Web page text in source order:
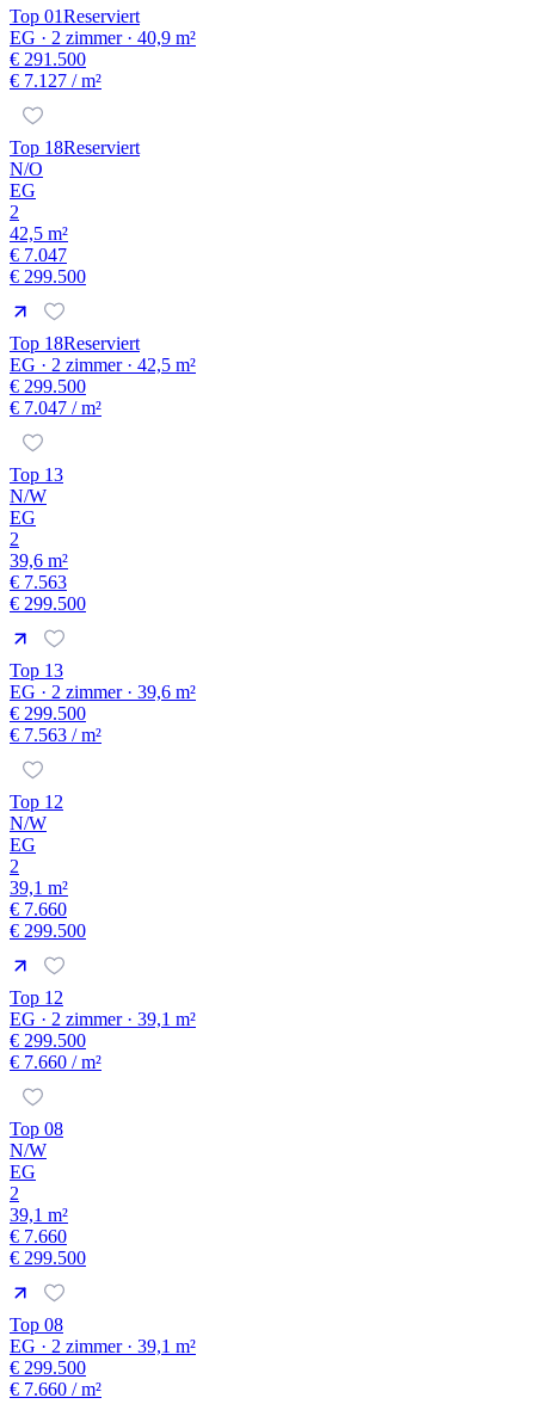
Top 01Reserviert
EG · 2 zimmer · 40,9 m²
€ 291.500
€ 7.127 / m²
Top 18Reserviert
N/O
EG
2
42,5 m²
€ 7.047
€ 299.500
Top 18Reserviert
EG · 2 zimmer · 42,5 m²
€ 299.500
€ 7.047 / m²
Top 13
N/W
EG
2
39,6 m²
€ 7.563
€ 299.500
Top 13
EG · 2 zimmer · 39,6 m²
€ 299.500
€ 7.563 / m²
Top 12
N/W
EG
2
39,1 m²
€ 7.660
€ 299.500
Top 12
EG · 2 zimmer · 39,1 m²
€ 299.500
€ 7.660 / m²
Top 08
N/W
EG
2
39,1 m²
€ 7.660
€ 299.500
Top 08
EG · 2 zimmer · 39,1 m²
€ 299.500
€ 7.660 / m²